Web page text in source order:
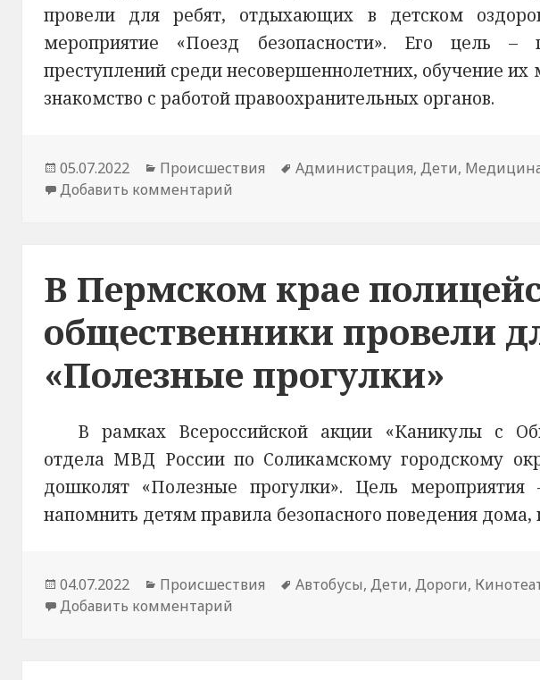
провели для ребят, отдыхающих в детском
мероприятие «Поезд безопасности». Его цель –
преступлений среди несовершеннолетних, обучение
знакомство с работой правоохранительных органов.
Опубликовано
05.07.2022 Рубрики
Происшествия Метки
Администрация,Дети,
Добавить комментарий
В Пермском крае
общественники провели
«Полезные прогулки»
В рамках Всероссийской акции «Каникулы с
отдела МВД России по Соликамскому городскому
дошколят «Полезные прогулки». Цель
напомнить детям правила безопасного поведения
Опубликовано
04.07.2022 Рубрики
Происшествия Метки
Автобусы,Дети,Дороги,
Добавить комментарий